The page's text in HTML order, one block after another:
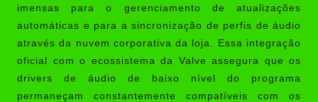
imensas para o gerenciamento de atualizações
automáticas e para a sincronização de perfis de áudio
através da nuvem corporativa da loja. Essa integração
oficial com o ecossistema da Valve assegura que os
drivers de áudio de baixo nível do programa
permaneçam constantemente compatíveis com os